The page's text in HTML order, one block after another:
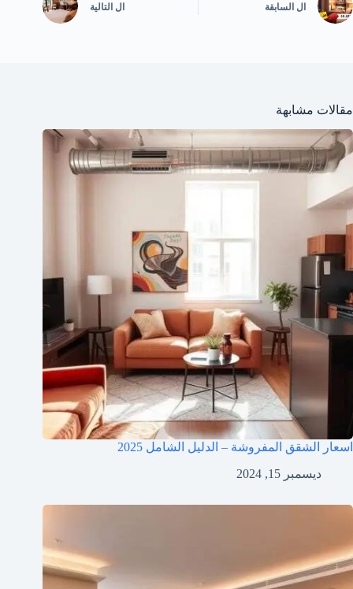
ال السابقة ال التالية
مقالات مشابهة
اسعار الشقق المفروشة – الدليل الشامل 2025
ديسمبر 15, 2024